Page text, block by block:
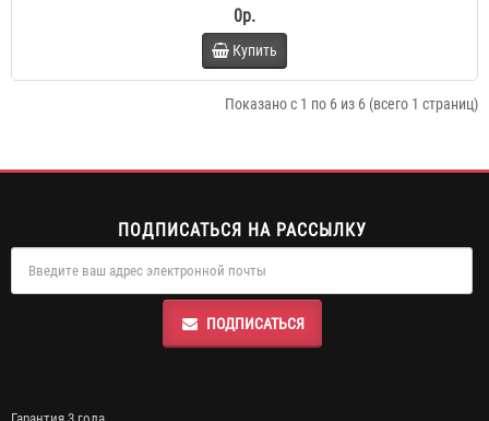
0р.
Купить
Показано с 1 по 6 из 6 (всего 1 страниц)
ПОДПИСАТЬСЯ НА РАССЫЛКУ
ПОДПИСАТЬСЯ